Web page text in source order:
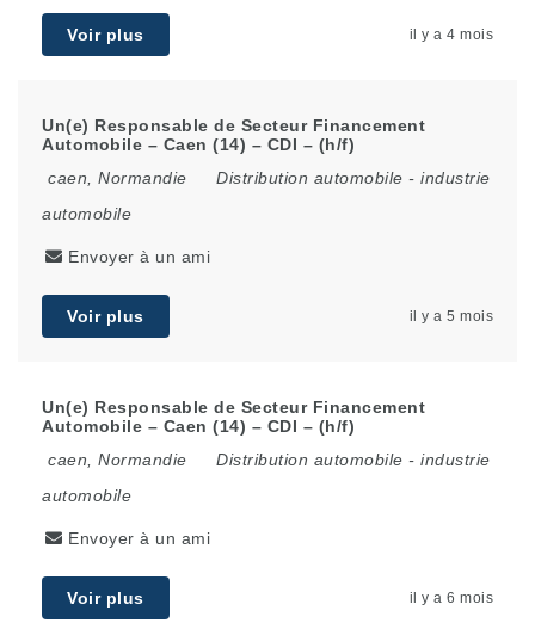
Voir plus il y a 4 mois
Un(e) Responsable de Secteur Financement
Automobile – Caen (14) – CDI – (h/f)
caen
Normandie Distribution automobile - industrie
automobile
Envoyer à un ami
Voir plus il y a 5 mois
Un(e) Responsable de Secteur Financement
Automobile – Caen (14) – CDI – (h/f)
caen
Normandie Distribution automobile - industrie
automobile
Envoyer à un ami
Voir plus il y a 6 mois